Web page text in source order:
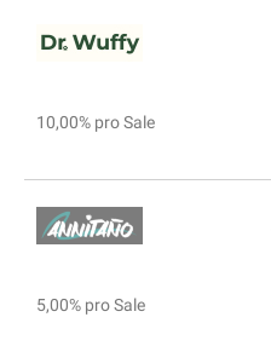
10,00% pro Sale
5,00% pro Sale